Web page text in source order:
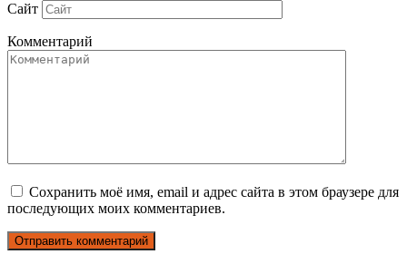
Сайт
Комментарий
Сохранить моё имя, email и адрес сайта в этом браузере для
последующих моих комментариев.